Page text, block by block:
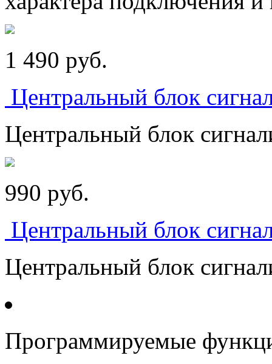
1 490 pуб.
Центральный блок
Центральный блок
990 pуб.
Центральный блок
Центральный блок
Программируемые